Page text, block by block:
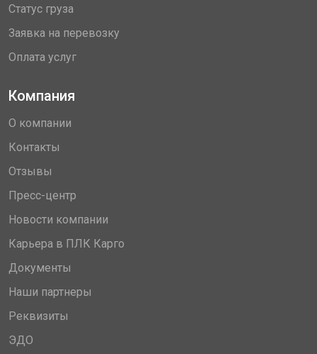
Статус груза
Заявка на перевозку
Оплата услуг
Компания
О компании
Контакты
Отзывы
Пресс-центр
Новости компании
Карьера в ПЛК Карго
Документы
Наши партнеры
Реквизиты
ЭДО